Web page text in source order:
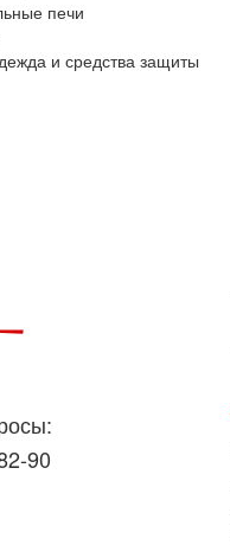
печи
и средства защиты
90